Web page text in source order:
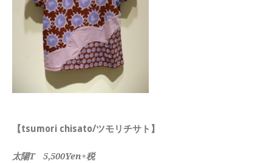
【tsumori chisato/ツモリチサト】
太陽T 5,500Yen+税